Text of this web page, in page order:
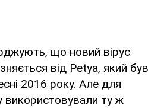
що новий вірус
від Petya, який був
2016 року. Але для
використовували ту ж